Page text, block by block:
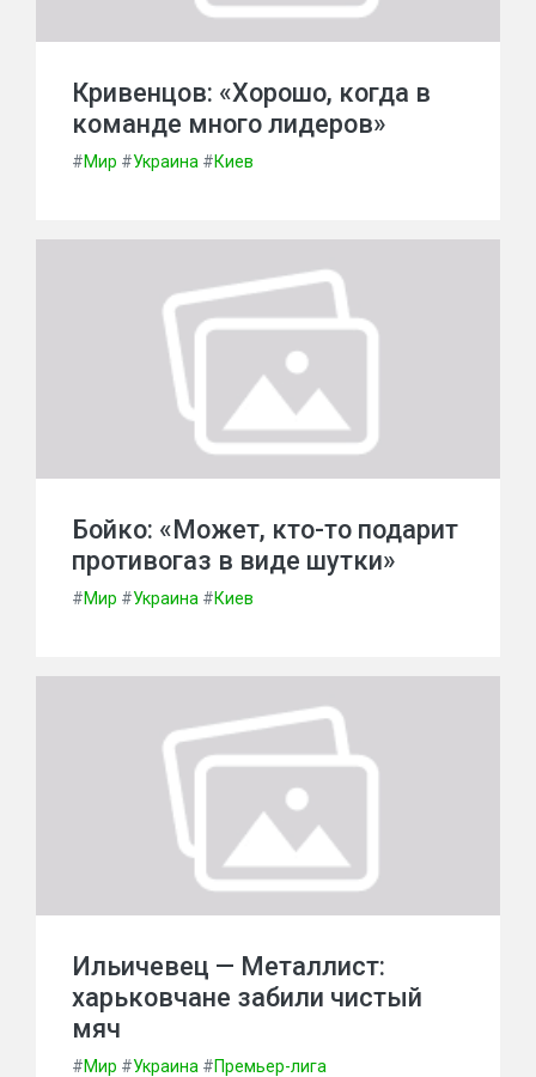
Кривенцов: «Хорошо, когда в
команде много лидеров»
#Мир #Украина #Киев
Бойко: «Может, кто-то подарит
противогаз в виде шутки»
#Мир #Украина #Киев
Ильичевец — Металлист:
харьковчане забили чистый
мяч
#Мир #Украина #Премьер-лига